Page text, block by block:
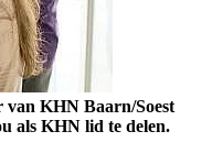
van KHN Baarn/Soest
als KHN lid te delen.